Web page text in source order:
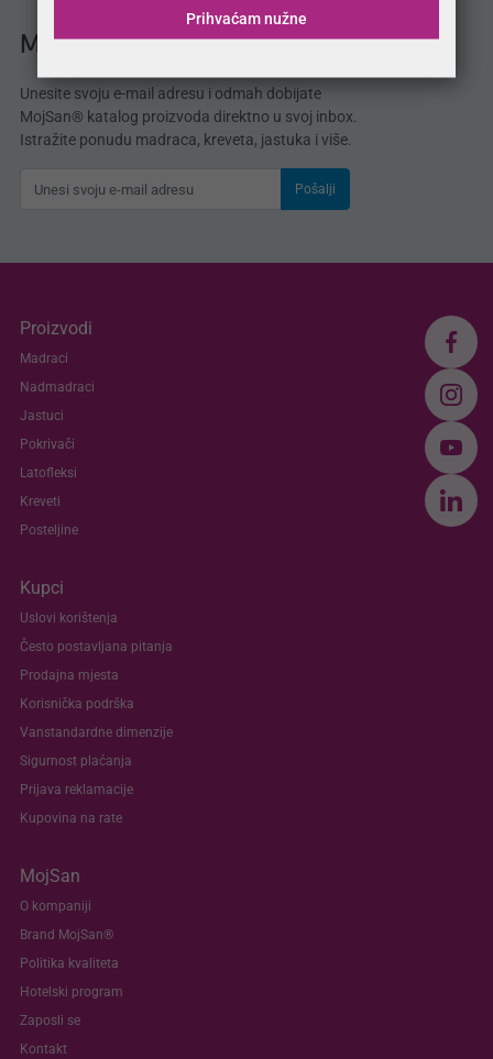
MojSan® katalog
Unesite svoju e-mail adresu i odmah dobijate
MojSan® katalog proizvoda direktno u svoj inbox.
Istražite ponudu madraca, kreveta, jastuka i više.
Pošalji
Proizvodi
Madraci
Nadmadraci
Jastuci
Pokrivači
Latofleksi
Kreveti
Posteljine
Kupci
Uslovi korištenja
Često postavljana pitanja
Prodajna mjesta
Korisnička podrška
Vanstandardne dimenzije
Sigurnost plaćanja
Prijava reklamacije
Kupovina na rate
MojSan
O kompaniji
Brand MojSan®
Politika kvaliteta
Hotelski program
Zaposli se
Kontakt
Prihvaćam nužne